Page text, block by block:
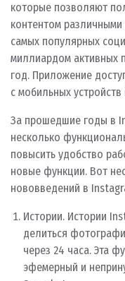
которые позволяют
контентом
самых популярных
миллиардом активных
год. Приложение
с мобильных
За прошедшие годы в
несколько
повысить удобство
новые функции. Вот
нововведений в
Истории. Истории
делиться
через 24 часа. Эта
эфемерный и